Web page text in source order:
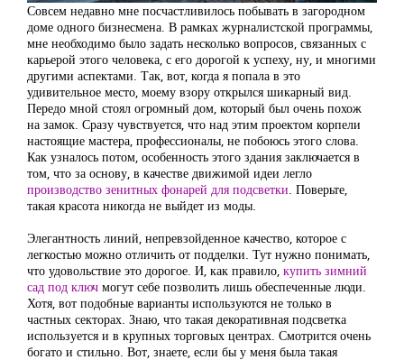
Совсем недавно мне посчастливилось побывать в загородном
доме одного бизнесмена. В рамках журналистской программы,
мне необходимо было задать несколько вопросов, связанных с
карьерой этого человека, с его дорогой к успеху, ну, и многими
другими аспектами. Так, вот, когда я попала в это
удивительное место, моему взору открылся шикарный вид.
Передо мной стоял огромный дом, который был очень похож
на замок. Сразу чувствуется, что над этим проектом корпели
настоящие мастера, профессионалы, не побоюсь этого слова.
Как узналось потом, особенность этого здания заключается в
том, что за основу, в качестве движимой идеи легло
производство зенитных фонарей для подсветки . Поверьте,
такая красота никогда не выйдет из моды.
Элегантность линий, непревзойденное качество, которое с
легкостью можно отличить от подделки. Тут нужно понимать,
что удовольствие это дорогое. И, как правило, купить зимний
сад под ключ могут себе позволить лишь обеспеченные люди.
Хотя, вот подобные варианты используются не только в
частных секторах. Знаю, что такая декоративная подсветка
используется и в крупных торговых центрах. Смотрится очень
богато и стильно. Вот, знаете, если бы у меня была такая